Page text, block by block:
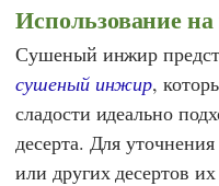
Использование
Сушеный инжир
сушеный инжир,
сладости идеально
десерта. Для
или других десертов